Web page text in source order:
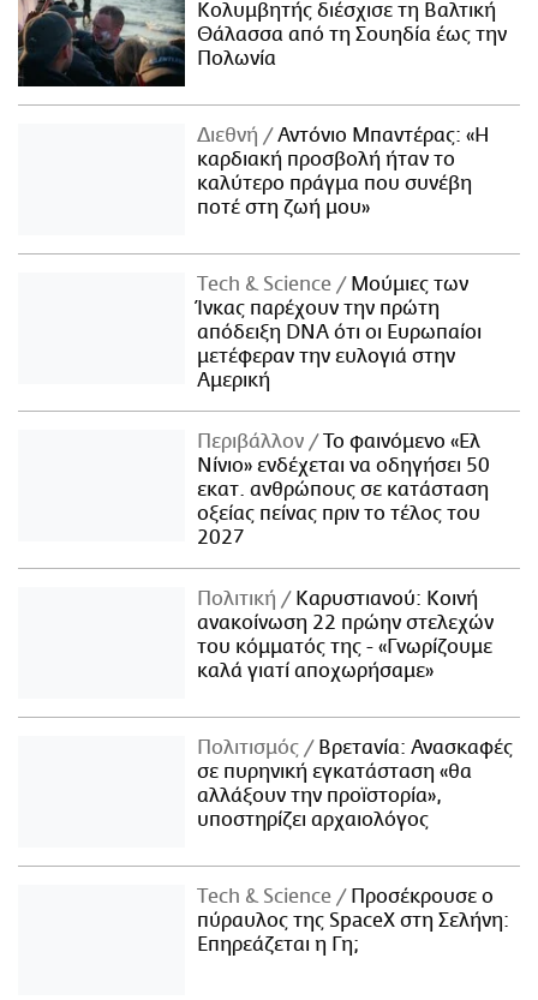
Κολυμβητής διέσχισε τη Βαλτική
Θάλασσα από τη Σουηδία έως την
Πολωνία
Διεθνή
Αντόνιο Μπαντέρας: «Η
καρδιακή προσβολή ήταν το
καλύτερο πράγμα που συνέβη
ποτέ στη ζωή μου»
Τech & Science
Μούμιες των
Ίνκας παρέχουν την πρώτη
απόδειξη DNA ότι οι Ευρωπαίοι
μετέφεραν την ευλογιά στην
Αμερική
Περιβάλλον
Το φαινόμενο «Ελ
Νίνιο» ενδέχεται να οδηγήσει 50
εκατ. ανθρώπους σε κατάσταση
οξείας πείνας πριν το τέλος του
2027
Πολιτική
Καρυστιανού: Κοινή
ανακοίνωση 22 πρώην στελεχών
του κόμματός της - «Γνωρίζουμε
καλά γιατί αποχωρήσαμε»
Πολιτισμός
Βρετανία: Ανασκαφές
σε πυρηνική εγκατάσταση «θα
αλλάξουν την προϊστορία»,
υποστηρίζει αρχαιολόγος
Τech & Science
Προσέκρουσε ο
πύραυλος της SpaceX στη Σελήνη:
Επηρεάζεται η Γη;